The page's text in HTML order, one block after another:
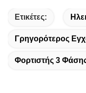
Ετικέτες:
Γρηγορότερος
Φορτιστής 3